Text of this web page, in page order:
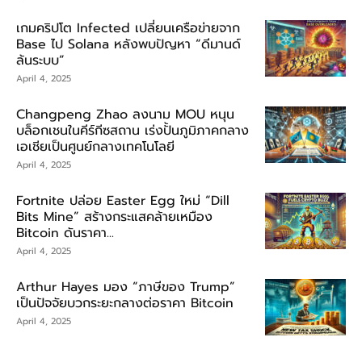
เกมคริปโต Infected เปลี่ยนเครือข่ายจาก
Base ไป Solana หลังพบปัญหา “ดีมานด์
ล้นระบบ”
April 4, 2025
Changpeng Zhao ลงนาม MOU หนุน
บล็อกเชนในคีร์กีซสถาน เร่งปั้นภูมิภาคกลาง
เอเชียเป็นศูนย์กลางเทคโนโลยี
April 4, 2025
Fortnite ปล่อย Easter Egg ใหม่ “Dill
Bits Mine” สร้างกระแสคล้ายเหมือง
Bitcoin ดันราคา...
April 4, 2025
Arthur Hayes มอง “ภาษีของ Trump”
เป็นปัจจัยบวกระยะกลางต่อราคา Bitcoin
April 4, 2025